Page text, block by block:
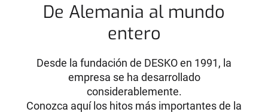
De Alemania al mundo
entero
Desde la fundación de DESKO en 1991, la
empresa se ha desarrollado
considerablemente.
Conozca aquí los hitos más importantes de la